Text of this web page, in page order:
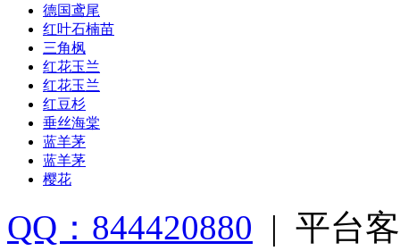
德国鸢尾
红叶石楠苗
三角枫
红花玉兰
红花玉兰
红豆杉
垂丝海棠
蓝羊茅
蓝羊茅
樱花
QQ：844420880 | 平台